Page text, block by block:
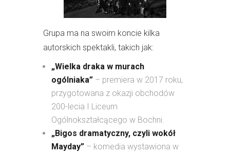
Grupa ma na swoim koncie kilka
autorskich spektakli, takich jak:
„Wielka draka w murach
ogólniaka” – premiera w 2017 roku,
przygotowana z okazji obchodów
200-lecia I Liceum
Ogólnokształcącego w Bochni.
„Bigos dramatyczny, czyli wokół
Mayday” – komedia wystawiona w